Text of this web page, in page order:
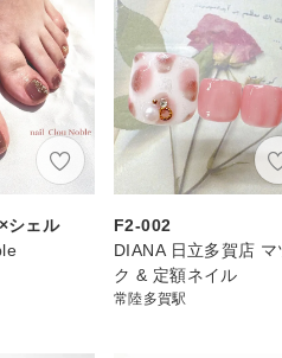
シェル
F2-002
DIANA 日立多賀店 マ
ク & 定額ネイル
常陸多賀駅